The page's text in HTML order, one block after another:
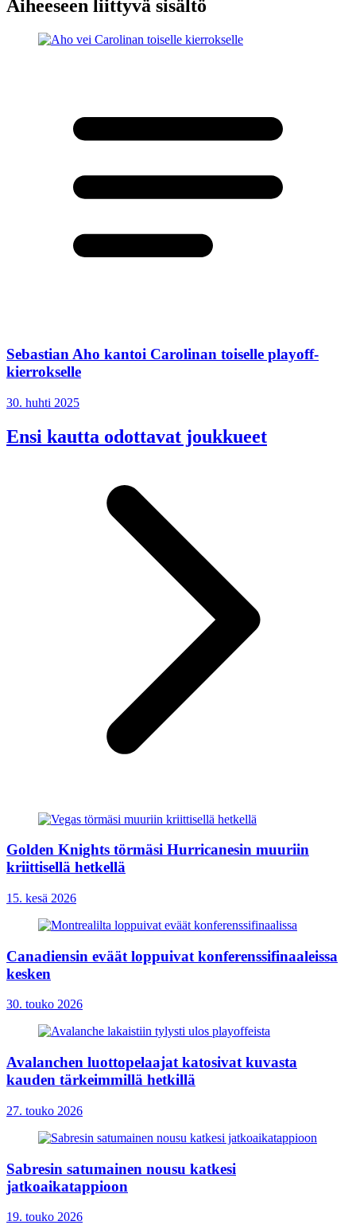
Aiheeseen liittyvä sisältö
Sebastian Aho kantoi Carolinan toiselle playoff-
kierrokselle
30. huhti 2025
Ensi kautta odottavat joukkueet
Golden Knights törmäsi Hurricanesin muuriin
kriittisellä hetkellä
15. kesä 2026
Canadiensin eväät loppuivat konferenssifinaaleissa
kesken
30. touko 2026
Avalanchen luottopelaajat katosivat kuvasta
kauden tärkeimmillä hetkillä
27. touko 2026
Sabresin satumainen nousu katkesi
jatkoaikatappioon
19. touko 2026